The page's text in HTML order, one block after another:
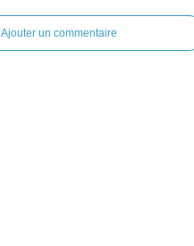
Ajouter un commentaire